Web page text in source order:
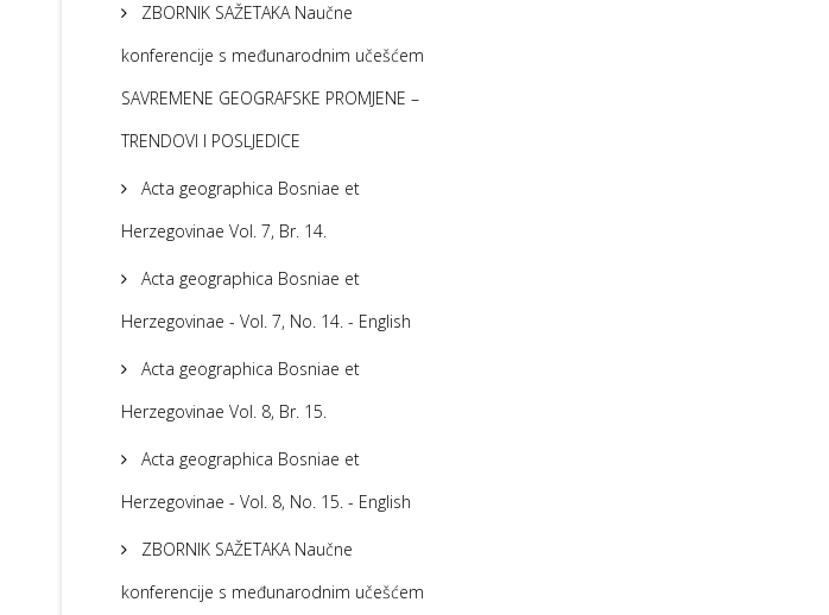
ZBORNIK SAŽETAKA Naučne
konferencije s međunarodnim učešćem
SAVREMENE GEOGRAFSKE PROMJENE –
TRENDOVI I POSLJEDICE
Acta geographica Bosniae et
Herzegovinae Vol. 7, Br. 14.
Acta geographica Bosniae et
Herzegovinae - Vol. 7, No. 14. - English
Acta geographica Bosniae et
Herzegovinae Vol. 8, Br. 15.
Acta geographica Bosniae et
Herzegovinae - Vol. 8, No. 15. - English
ZBORNIK SAŽETAKA Naučne
konferencije s međunarodnim učešćem